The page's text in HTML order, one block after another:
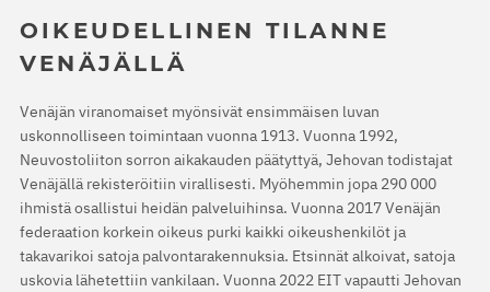
OIKEUDELLINEN TILANNE
VENÄJÄLLÄ
Venäjän viranomaiset myönsivät ensimmäisen luvan
uskonnolliseen toimintaan vuonna 1913. Vuonna 1992,
Neuvostoliiton sorron aikakauden päätyttyä, Jehovan todistajat
Venäjällä rekisteröitiin virallisesti. Myöhemmin jopa 290 000
ihmistä osallistui heidän palveluihinsa. Vuonna 2017 Venäjän
federaation korkein oikeus purki kaikki oikeushenkilöt ja
takavarikoi satoja palvontarakennuksia. Etsinnät alkoivat, satoja
uskovia lähetettiin vankilaan. Vuonna 2022 EIT vapautti Jehovan